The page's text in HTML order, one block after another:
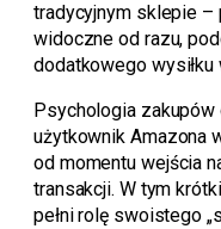
tradycyjnym sklepie –
widoczne od razu,
dodatkowego wysiłku
Psychologia zakupów
użytkownik Amazona
od momentu wejścia
transakcji. W tym
pełni rolę swoistego